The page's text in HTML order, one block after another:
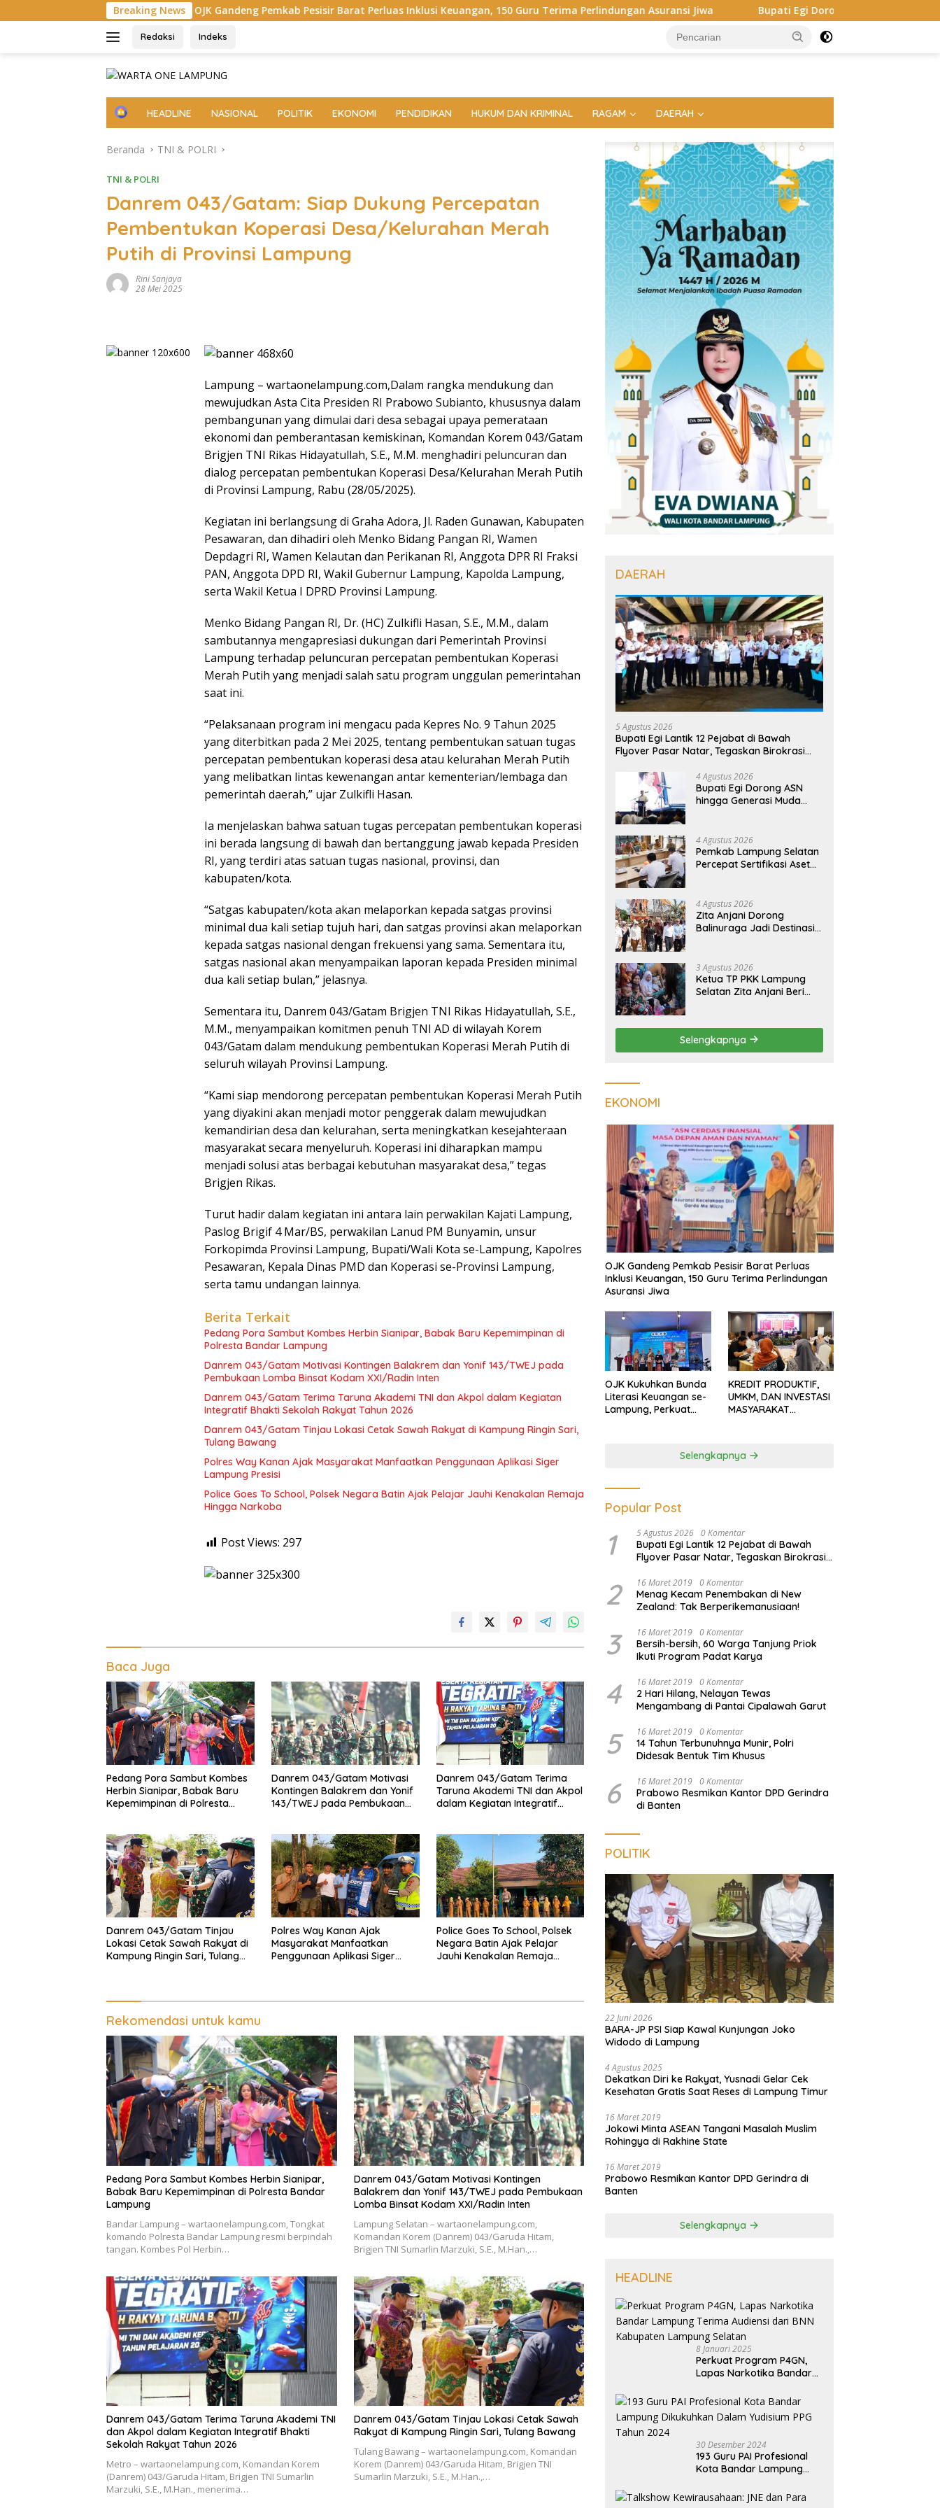
ke
Breaking News
OJK Gandeng Pemkab Pesisir Barat Perluas Inklusi Keuangan, 150 Guru Terima Perlindungan Asuransi Jiwa Bupati Egi Dorong ASN hingga Generasi Muda Kuasai AI,
Redaksi Indeks
H
e
HEADLINE NASIONAL POLITIK EKONOMI PENDIDIKAN HUKUM DAN KRIMINAL RAGAM DAERAH
Beranda TNI & POLRI
TNI & POLRI
Danrem 043/Gatam: Siap Dukung Percepatan
Pembentukan Koperasi Desa/Kelurahan Merah
Putih di Provinsi Lampung
Rini Sanjaya
28 Mei 2025
Lampung – wartaonelampung.com,Dalam rangka mendukung dan
mewujudkan Asta Cita Presiden RI Prabowo Subianto, khususnya dalam
pembangunan yang dimulai dari desa sebagai upaya pemerataan
ekonomi dan pemberantasan kemiskinan, Komandan Korem 043/Gatam
Brigjen TNI Rikas Hidayatullah, S.E., M.M. menghadiri peluncuran dan
dialog percepatan pembentukan Koperasi Desa/Kelurahan Merah Putih
di Provinsi Lampung, Rabu (28/05/2025).
Kegiatan ini berlangsung di Graha Adora, Jl. Raden Gunawan, Kabupaten
Pesawaran, dan dihadiri oleh Menko Bidang Pangan RI, Wamen
Depdagri RI, Wamen Kelautan dan Perikanan RI, Anggota DPR RI Fraksi
PAN, Anggota DPD RI, Wakil Gubernur Lampung, Kapolda Lampung,
serta Wakil Ketua I DPRD Provinsi Lampung.
Menko Bidang Pangan RI, Dr. (HC) Zulkifli Hasan, S.E., M.M., dalam
sambutannya mengapresiasi dukungan dari Pemerintah Provinsi
Lampung terhadap peluncuran percepatan pembentukan Koperasi
Merah Putih yang menjadi salah satu program unggulan pemerintahan
saat ini.
“Pelaksanaan program ini mengacu pada Kepres No. 9 Tahun 2025
yang diterbitkan pada 2 Mei 2025, tentang pembentukan satuan tugas
percepatan pembentukan koperasi desa atau kelurahan Merah Putih
yang melibatkan lintas kewenangan antar kementerian/lembaga dan
pemerintah daerah,” ujar Zulkifli Hasan.
Ia menjelaskan bahwa satuan tugas percepatan pembentukan koperasi
ini berada langsung di bawah dan bertanggung jawab kepada Presiden
RI, yang terdiri atas satuan tugas nasional, provinsi, dan
kabupaten/kota.
“Satgas kabupaten/kota akan melaporkan kepada satgas provinsi
minimal dua kali setiap tujuh hari, dan satgas provinsi akan melaporkan
kepada satgas nasional dengan frekuensi yang sama. Sementara itu,
satgas nasional akan menyampaikan laporan kepada Presiden minimal
dua kali setiap bulan,” jelasnya.
Sementara itu, Danrem 043/Gatam Brigjen TNI Rikas Hidayatullah, S.E.,
M.M., menyampaikan komitmen penuh TNI AD di wilayah Korem
043/Gatam dalam mendukung pembentukan Koperasi Merah Putih di
seluruh wilayah Provinsi Lampung.
“Kami siap mendorong percepatan pembentukan Koperasi Merah Putih
yang diyakini akan menjadi motor penggerak dalam mewujudkan
kemandirian desa dan kelurahan, serta meningkatkan kesejahteraan
masyarakat secara menyeluruh. Koperasi ini diharapkan mampu
menjadi solusi atas berbagai kebutuhan masyarakat desa,” tegas
Brigjen Rikas.
Turut hadir dalam kegiatan ini antara lain perwakilan Kajati Lampung,
Paslog Brigif 4 Mar/BS, perwakilan Lanud PM Bunyamin, unsur
Forkopimda Provinsi Lampung, Bupati/Wali Kota se-Lampung, Kapolres
Pesawaran, Kepala Dinas PMD dan Koperasi se-Provinsi Lampung,
serta tamu undangan lainnya.
Berita Terkait
Pedang Pora Sambut Kombes Herbin Sianipar, Babak Baru Kepemimpinan di
Polresta Bandar Lampung
Danrem 043/Gatam Motivasi Kontingen Balakrem dan Yonif 143/TWEJ pada
Pembukaan Lomba Binsat Kodam XXI/Radin Inten
Danrem 043/Gatam Terima Taruna Akademi TNI dan Akpol dalam Kegiatan
Integratif Bhakti Sekolah Rakyat Tahun 2026
Danrem 043/Gatam Tinjau Lokasi Cetak Sawah Rakyat di Kampung Ringin Sari,
Tulang Bawang
Polres Way Kanan Ajak Masyarakat Manfaatkan Penggunaan Aplikasi Siger
Lampung Presisi
Police Goes To School, Polsek Negara Batin Ajak Pelajar Jauhi Kenakalan Remaja
Hingga Narkoba
Post Views: 297
Baca Juga
Pedang Pora Sambut Kombes
Herbin Sianipar, Babak Baru
Kepemimpinan di Polresta
Danrem 043/Gatam Motivasi
Kontingen Balakrem dan Yonif
143/TWEJ pada Pembukaan
Danrem 043/Gatam Terima
Taruna Akademi TNI dan Akpol
dalam Kegiatan Integratif
Danrem 043/Gatam Tinjau
Lokasi Cetak Sawah Rakyat di
Kampung Ringin Sari, Tulang
Polres Way Kanan Ajak
Masyarakat Manfaatkan
Penggunaan Aplikasi Siger
Police Goes To School, Polsek
Negara Batin Ajak Pelajar
Jauhi Kenakalan Remaja
Rekomendasi untuk kamu
Pedang Pora Sambut Kombes Herbin Sianipar,
Babak Baru Kepemimpinan di Polresta Bandar
Lampung
Bandar Lampung – wartaonelampung.com, Tongkat
komando Polresta Bandar Lampung resmi berpindah
tangan. Kombes Pol Herbin…
Danrem 043/Gatam Motivasi Kontingen
Balakrem dan Yonif 143/TWEJ pada Pembukaan
Lomba Binsat Kodam XXI/Radin Inten
Lampung Selatan – wartaonelampung.com,
Komandan Korem (Danrem) 043/Garuda Hitam,
Brigjen TNI Sumarlin Marzuki, S.E., M.Han.,…
Danrem 043/Gatam Terima Taruna Akademi TNI
dan Akpol dalam Kegiatan Integratif Bhakti
Sekolah Rakyat Tahun 2026
Metro – wartaonelampung.com, Komandan Korem
(Danrem) 043/Garuda Hitam, Brigjen TNI Sumarlin
Marzuki, S.E., M.Han., menerima…
Danrem 043/Gatam Tinjau Lokasi Cetak Sawah
Rakyat di Kampung Ringin Sari, Tulang Bawang
Tulang Bawang – wartaonelampung.com, Komandan
Korem (Danrem) 043/Garuda Hitam, Brigjen TNI
Sumarlin Marzuki, S.E., M.Han.,…
DAERAH
5 Agustus 2026
Bupati Egi Lantik 12 Pejabat di Bawah
Flyover Pasar Natar, Tegaskan Birokrasi
4 Agustus 2026
Bupati Egi Dorong ASN
hingga Generasi Muda
Era Digital
4 Agustus 2026
Pemkab Lampung Selatan
Percepat Sertifikasi Aset
4 Agustus 2026
Zita Anjani Dorong
Balinuraga Jadi Destinasi
Tarik Nasional
3 Agustus 2026
Ketua TP PKK Lampung
Selatan Zita Anjani Beri
Sidomulyo
Selengkapnya
EKONOMI
OJK Gandeng Pemkab Pesisir Barat Perluas
Inklusi Keuangan, 150 Guru Terima Perlindungan
Asuransi Jiwa
OJK Kukuhkan Bunda
Literasi Keuangan se-
Lampung, Perkuat
KREDIT PRODUKTIF,
UMKM, DAN INVESTASI
MASYARAKAT
Selengkapnya
Popular Post
1 5 Agustus 2026 0 Komentar
Bupati Egi Lantik 12 Pejabat di Bawah
Flyover Pasar Natar, Tegaskan Birokrasi
2 16 Maret 2019 0 Komentar
Menag Kecam Penembakan di New
Zealand: Tak Berperikemanusiaan!
3 16 Maret 2019 0 Komentar
Bersih-bersih, 60 Warga Tanjung Priok
Ikuti Program Padat Karya
4 16 Maret 2019 0 Komentar
2 Hari Hilang, Nelayan Tewas
Mengambang di Pantai Cipalawah Garut
5 16 Maret 2019 0 Komentar
14 Tahun Terbunuhnya Munir, Polri
Didesak Bentuk Tim Khusus
6 16 Maret 2019 0 Komentar
Prabowo Resmikan Kantor DPD Gerindra
di Banten
POLITIK
22 Juni 2026
BARA-JP PSI Siap Kawal Kunjungan Joko
Widodo di Lampung
4 Agustus 2025
Dekatkan Diri ke Rakyat, Yusnadi Gelar Cek
Kesehatan Gratis Saat Reses di Lampung Timur
16 Maret 2019
Jokowi Minta ASEAN Tangani Masalah Muslim
Rohingya di Rakhine State
16 Maret 2019
Prabowo Resmikan Kantor DPD Gerindra di
Banten
Selengkapnya
HEADLINE
8 Januari 2025
Perkuat Program P4GN,
Lapas Narkotika Bandar
dari BNN Kabupaten
Lampung Selatan
30 Desember 2024
193 Guru PAI Profesional
Kota Bandar Lampung
Yudisium PPG Tahun 2024